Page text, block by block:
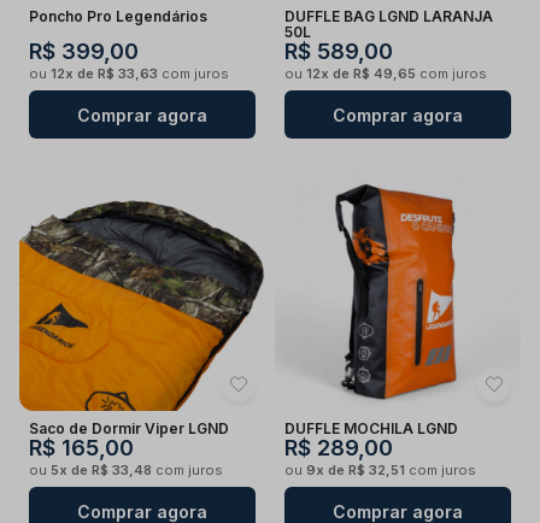
Poncho Pro Legendários
R$ 399,00
ou 12x de R$ 33,63 com juros
Comprar agora
DUFFLE BAG LGND LARANJA
50L
R$ 589,00
ou 12x de R$ 49,65 com juros
Comprar agora
Saco de Dormir Viper LGND
R$ 165,00
ou 5x de R$ 33,48 com juros
Comprar agora
DUFFLE MOCHILA LGND
R$ 289,00
ou 9x de R$ 32,51 com juros
Comprar agora